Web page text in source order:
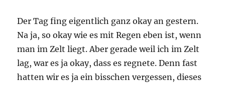
Der Tag fing eigentlich ganz okay an gestern.
Na ja, so okay wie es mit Regen eben ist, wenn
man im Zelt liegt. Aber gerade weil ich im Zelt
lag, war es ja okay, dass es regnete. Denn fast
hatten wir es ja ein bisschen vergessen, dieses